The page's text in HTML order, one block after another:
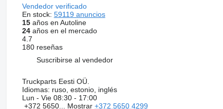
Vendedor verificado
En stock: 59119 anuncios
15años en Autoline
24años en el mercado
4.7
180 reseñas
Suscribirse al vendedor
Truckparts Eesti OÜ.
Idiomas: ruso, estonio, inglés
Lun - Vie 08:30 - 17:00
+372 5650... Mostrar +372 5650 4299